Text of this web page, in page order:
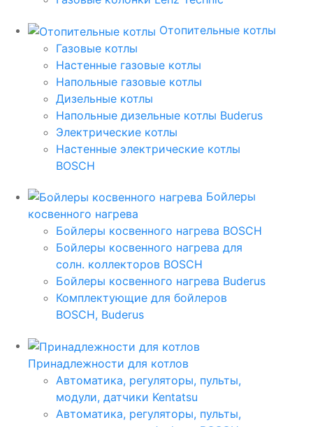
Отопительные котлы
Газовые котлы
Настенные газовые котлы
Напольные газовые котлы
Дизельные котлы
Напольные дизельные котлы Buderus
Электрические котлы
Настенные электрические котлы
BOSCH
Бойлеры
косвенного нагрева
Бойлеры косвенного нагрева BOSCH
Бойлеры косвенного нагрева для
солн. коллекторов BOSCH
Бойлеры косвенного нагрева Buderus
Комплектующие для бойлеров
BOSCH, Buderus
Принадлежности для котлов
Автоматика, регуляторы, пульты,
модули, датчики Kentatsu
Автоматика, регуляторы, пульты,